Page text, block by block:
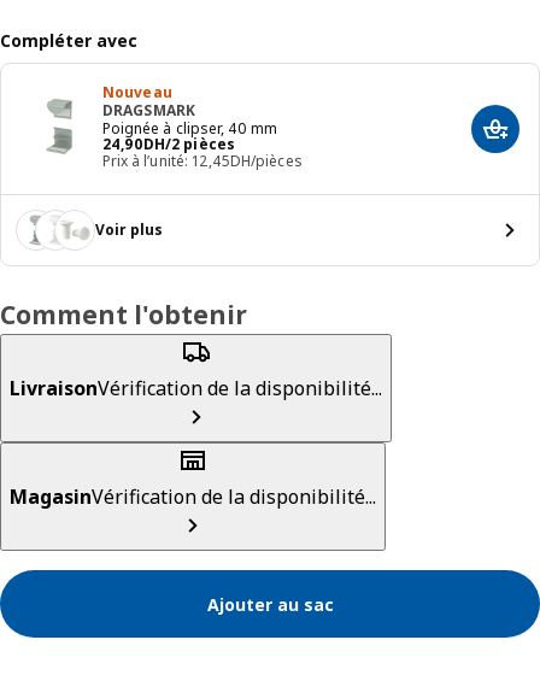
Compléter avec
Nouveau
DRAGSMARK
Poignée à clipser, 40 mm
24,90DH/2 pièces
24,90DH/2 pièces
Prix à l’unité: 12,45DH/pièces
Voir plus
Comment l'obtenir
LivraisonVérification de la disponibilité...
MagasinVérification de la disponibilité...
Ajouter au sac